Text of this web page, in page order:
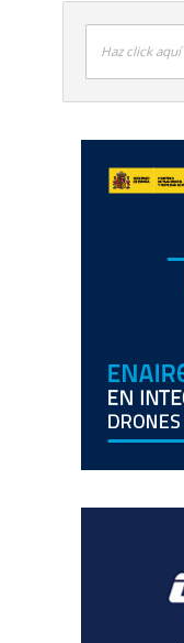
Haz click